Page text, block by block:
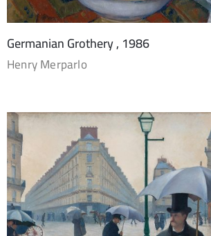
Germanian Grothery , 1986
Henry Merparlo